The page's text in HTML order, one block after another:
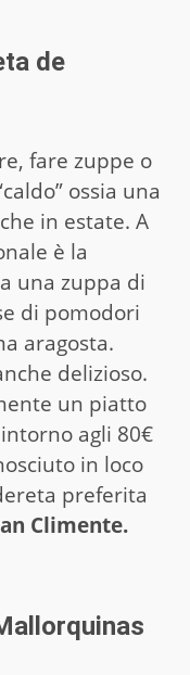
de
fare zuppe o
ossia una
in estate. A
è la
una zuppa di
di pomodori
aragosta.
delizioso.
un piatto
agli 80€
in loco
preferita
Climente.